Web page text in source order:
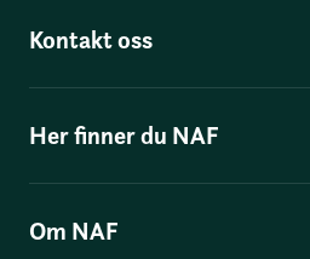
Kontakt oss
Her finner du NAF
Om NAF